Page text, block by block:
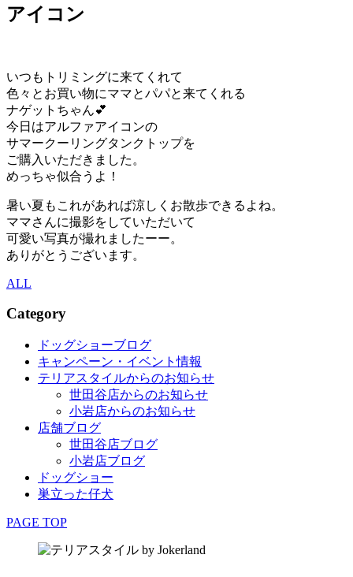
アイコン
いつもトリミングに来てくれて
色々とお買い物にママとパパと来てくれる
ナゲットちゃん💕
今日はアルファアイコンの
サマークーリングタンクトップを
ご購入いただきました。
めっちゃ似合うよ！
暑い夏もこれがあれば涼しくお散歩できるよね。
ママさんに撮影をしていただいて
可愛い写真が撮れましたーー。
ありがとうございます。
ALL
Category
ドッグショーブログ
キャンペーン・イベント情報
テリアスタイルからのお知らせ
世田谷店からのお知らせ
小岩店からのお知らせ
店舗ブログ
世田谷店ブログ
小岩店ブログ
ドッグショー
巣立った仔犬
PAGE TOP